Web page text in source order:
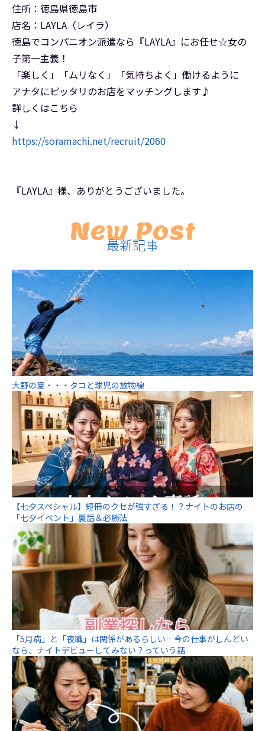
住所：徳島県徳島市
店名：LAYLA（レイラ）
徳島でコンパニオン派遣なら『LAYLA』にお任せ☆女の
子第一主義！
「楽しく」「ムリなく」「気持ちよく」働けるように
アナタにピッタリのお店をマッチングします♪
詳しくはこちら
↓
https://soramachi.net/recruit/2060
『LAYLA』様、ありがとうございました。
New Post
最新記事
大野の夏・・・タコと球児の放物線
【七夕スペシャル】短冊のクセが強すぎる！？ナイトのお店の
「七夕イベント」裏話＆必勝法
「5月病」と「夜職」は関係があるらしい…今の仕事がしんどい
なら、ナイトデビューしてみない？っていう話